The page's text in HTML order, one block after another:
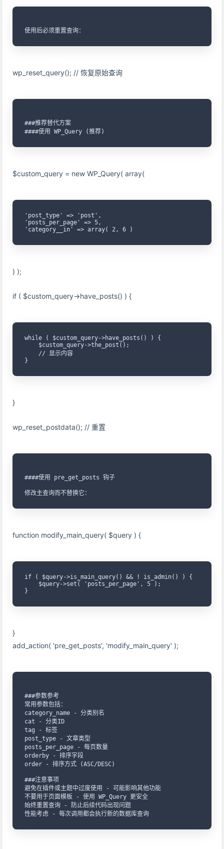
使用后必须重置查询：
wp_reset_query(); // 恢复原始查询
###推荐替代方案
####使用 WP_Query (推荐)
$custom_query = new WP_Query( array(
'post_type' => 'post',
'posts_per_page' => 5,
'category__in' => array( 2, 6 )
) );
if ( $custom_query->have_posts() ) {
while ( $custom_query->have_posts() ) {
}
}
wp_reset_postdata(); // 重置
####使用 pre_get_posts 钩子
function modify_main_query( $query ) {
if ( $query->is_main_query() && ! is_admin() ) {
}
}
add_action( 'pre_get_posts', 'modify_main_query' );
###参数参考
常用参数包括：
category_name - 分类别名
cat - 分类ID
tag - 标签
post_type - 文章类型
posts_per_page - 每页数量
orderby - 排序字段
order - 排序方式 (ASC/DESC)
###注意事项
避免在插件或主题中过度使用 - 可能影响其他功能
不要用于页面模板 - 使用 WP_Query 更安全
始终重置查询 - 防止后续代码出现问题
性能考虑 - 每次调用都会执行新的数据库查询